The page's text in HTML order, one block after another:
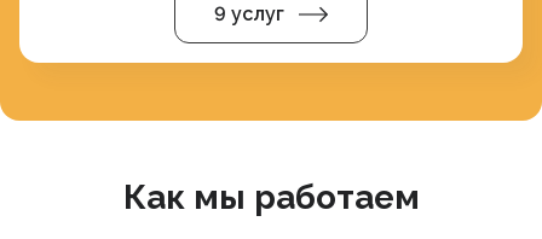
9 услуг
Как мы работаем